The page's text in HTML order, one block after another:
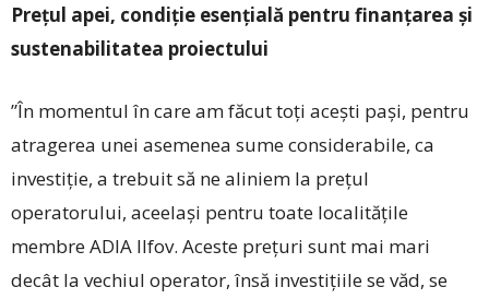
Prețul apei, condiție esențială pentru finanțarea și
sustenabilitatea proiectului
”În momentul în care am făcut toți acești pași, pentru
atragerea unei asemenea sume considerabile, ca
investiție, a trebuit să ne aliniem la prețul
operatorului, aceelași pentru toate localitățile
membre ADIA Ilfov. Aceste prețuri sunt mai mari
decât la vechiul operator, însă investițiile se văd, se